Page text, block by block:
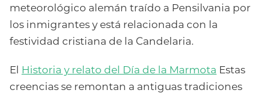
meteorológico alemán traído a Pensilvania por
los inmigrantes y está relacionada con la
festividad cristiana de la Candelaria.
El Historia y relato del Día de la Marmota Estas
creencias se remontan a antiguas tradiciones